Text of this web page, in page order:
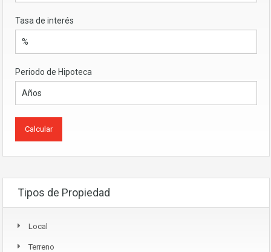
Tasa de interés
Periodo de Hipoteca
Tipos de Propiedad
Local
Terreno